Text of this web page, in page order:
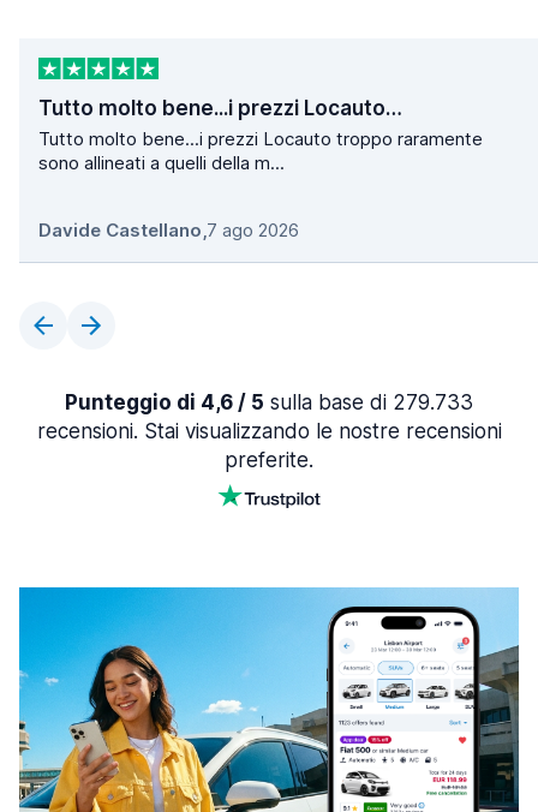
Tutto molto bene...i prezzi Locauto…
Tutto molto bene...i prezzi Locauto troppo raramente
sono allineati a quelli della m...
Davide Castellano,7 ago 2026
Punteggio di 4,6 / 5 sulla base di 279.733
recensioni. Stai visualizzando le nostre recensioni
preferite.